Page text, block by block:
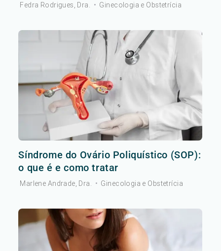
Fedra Rodrigues, Dra. • Ginecologia e Obstetrícia
Síndrome do Ovário Poliquístico (SOP):
o que é e como tratar
Marlene Andrade, Dra. • Ginecologia e Obstetrícia